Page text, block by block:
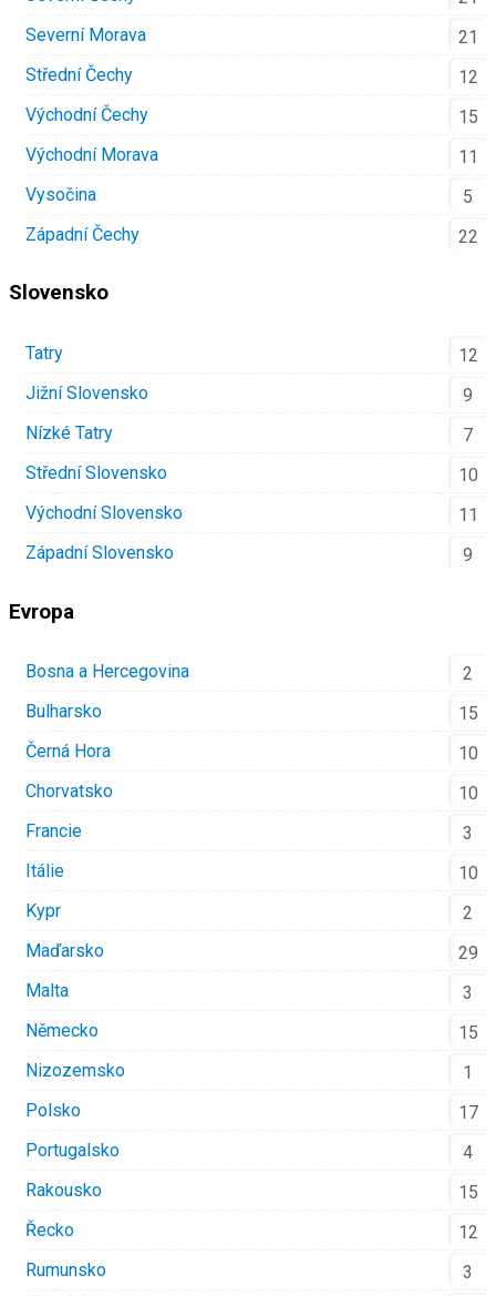
Severní Morava
21
Střední Čechy
12
Východní Čechy
15
Východní Morava
11
Vysočina
5
Západní Čechy
22
Slovensko
Tatry
12
Jižní Slovensko
9
Nízké Tatry
7
Střední Slovensko
10
Východní Slovensko
11
Západní Slovensko
9
Evropa
Bosna a Hercegovina
2
Bulharsko
15
Černá Hora
10
Chorvatsko
10
Francie
3
Itálie
10
Kypr
2
Maďarsko
29
Malta
3
Německo
15
Nizozemsko
1
Polsko
17
Portugalsko
4
Rakousko
15
Řecko
12
Rumunsko
3